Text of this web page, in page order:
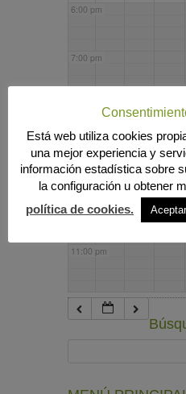
6:00 pm
7:00 pm
9:00 pm
10:00 pm
11:00 pm
Está web utiliza cookies
una mejor experiencia y
información estadística sobre
la configuración u obtener
política de cookies.
Aceptar